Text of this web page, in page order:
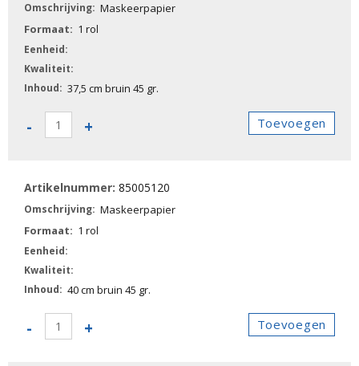
Maskeerpapier
1 rol
37,5 cm bruin 45 gr.
-
85005110
+ Toevoegen
85005120
Maskeerpapier
1 rol
40 cm bruin 45 gr.
-
85005120
+ Toevoegen